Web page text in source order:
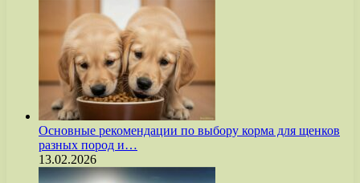
Основные рекомендации по выбору корма для щенков
разных пород и…
13.02.2026